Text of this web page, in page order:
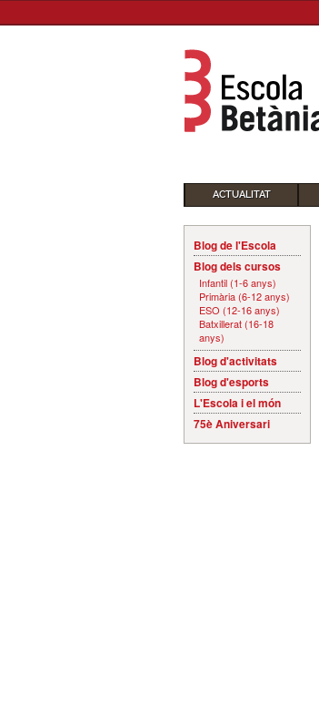
ACTUALITAT
Blog de l'Escola
Blog dels cursos
Infantil (1-6 anys)
Primària (6-12 anys)
ESO (12-16 anys)
Batxillerat (16-18
anys)
Blog d'activitats
Blog d'esports
L'Escola i el món
75è Aniversari